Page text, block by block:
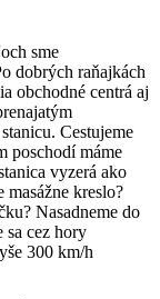
sme
dobrých raňajkách
obchodné centrá aj
Cestujeme
poschodí máme
vyzerá ako
masážne kreslo?
Nasadneme do
sa cez hory
300 km/h